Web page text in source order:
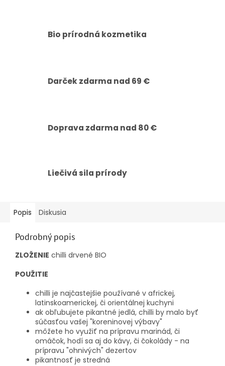
Bio prírodná kozmetika
Darček zdarma nad 69 €
Doprava zdarma nad 80 €
Liečivá sila prírody
Popis Diskusia
Podrobný popis
ZLOŽENIE chilli drvené BIO
POUŽITIE
chilli je najčastejšie používané v africkej,
latinskoamerickej, či orientálnej kuchyni
ak obľubujete pikantné jedlá, chilli by malo byť
súčasťou vašej "koreninovej výbavy"
môžete ho využiť na prípravu marinád, či
omáčok, hodí sa aj do kávy, či čokolády - na
prípravu "ohnivých" dezertov
pikantnosť je stredná